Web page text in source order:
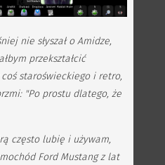
nie słyszał o Amidze,
przekształcić
staroświeckiego i retro,
"Po prostu dlatego, że
często lubię i używam,
Ford Mustang z lat